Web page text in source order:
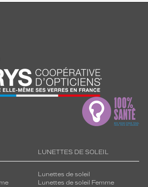
LUNETTES DE SOLEIL
Lunettes de soleil
Lunettes de soleil Femme